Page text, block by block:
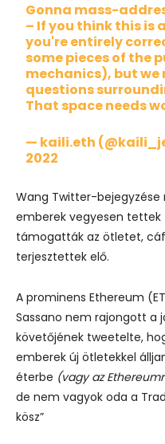
Gonna mass-
– If you think this is
you're entirely
some pieces of the
mechanics), but we
questions
That space needs
— kaili.eth
2022
Wang Twitter-
emberek vegyesen tettek
támogatták az ötletet,
terjesztettek elő.
A prominens Ethereum
Sassano nem rajongott a
követőjének tweetelte,
emberek új ötletekkel
éterbe (vagy az
de nem vagyok oda a
kösz”